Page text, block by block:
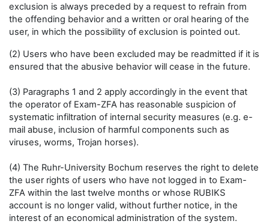
exclusion is always preceded by a request to refrain from
the offending behavior and a written or oral hearing of the
user, in which the possibility of exclusion is pointed out.
(2) Users who have been excluded may be readmitted if it is
ensured that the abusive behavior will cease in the future.
(3) Paragraphs 1 and 2 apply accordingly in the event that
the operator of Exam-ZFA has reasonable suspicion of
systematic infiltration of internal security measures (e.g. e-
mail abuse, inclusion of harmful components such as
viruses, worms, Trojan horses).
(4) The Ruhr-University Bochum reserves the right to delete
the user rights of users who have not logged in to Exam-
ZFA within the last twelve months or whose RUBIKS
account is no longer valid, without further notice, in the
interest of an economical administration of the system.